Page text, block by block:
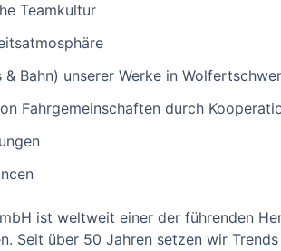
Teamkultur
& Bahn) unserer Werke in
Fahrgemeinschaften durch
ist weltweit einer der führenden
Seit über 50 Jahren setzen wir